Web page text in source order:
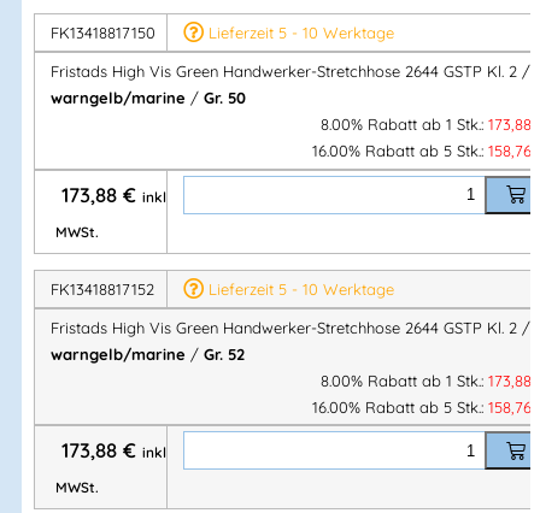
Normen & Zertifizierungen
EN ISO 20471 – Klasse 2
in Kombination mit Kniepolstern
124292
EN 13758-2 UPF 40+(UV-Schutz)
RIS-3279-TOM (UK Railway Standard)
Farbe 271
Zugelassen nach 50 Wäschen
3887bei environdec.com
Material & Gewicht
Stretchgewebe:
44 % PTT (teilweise
FK13418817150
Lieferzeit 5 - 10 Werktage
Fristads High Vis Green Handwerker-Stretchhose 2644 GSTP Kl. 2 /
warngelb/marine / Gr. 50
8.00% Rabatt ab 1 Stk.: 173,88
16.00% Rabatt ab 5 Stk.: 158,76
173,88 € inkl.
MWSt.
FK13418817152
Lieferzeit 5 - 10 Werktage
Fristads High Vis Green Handwerker-Stretchhose 2644 GSTP Kl. 2 /
warngelb/marine / Gr. 52
8.00% Rabatt ab 1 Stk.: 173,88
16.00% Rabatt ab 5 Stk.: 158,76
173,88 € inkl.
MWSt.